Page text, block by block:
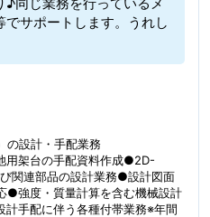
サポートします。うれし
の設計・手配業務
用架台の手配資料作成●2D-
関連部品の設計業務●設計図面
●強度・質量計算を含む機械設計
手配に伴う各種付帯業務※年間